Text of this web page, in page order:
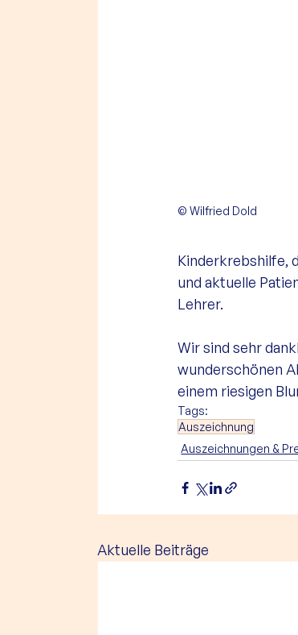
© Wilfried Dold
Kinderkrebshilfe,
und aktuelle
Lehrer.
Wir sind sehr
wunderschönen
einem riesigen
Tags:
Auszeichnung
Auszeichnungen &
Aktuelle Beiträge